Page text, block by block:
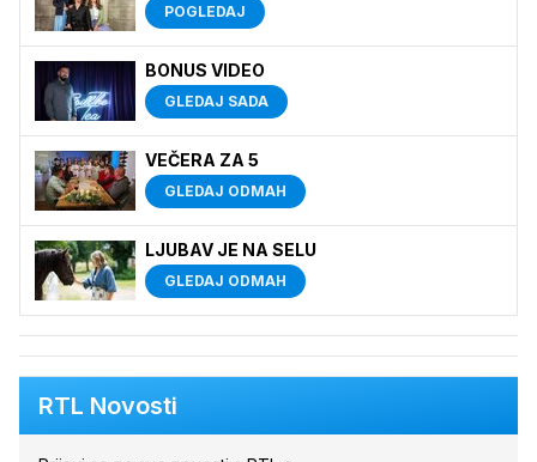
POGLEDAJ
BONUS VIDEO
GLEDAJ SADA
VEČERA ZA 5
GLEDAJ ODMAH
LJUBAV JE NA SELU
GLEDAJ ODMAH
RTL Novosti